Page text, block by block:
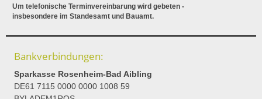
Um telefonische Terminvereinbarung wird gebeten -
insbesondere im Standesamt und Bauamt.
Bankverbindungen:
Sparkasse Rosenheim-Bad Aibling
DE61 7115 0000 0000 1008 59